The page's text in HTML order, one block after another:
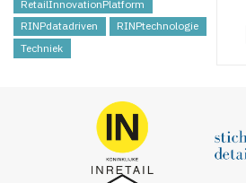
RetailInnovationPlatform
RINPdatadriven
RINPtechnologie
Techniek